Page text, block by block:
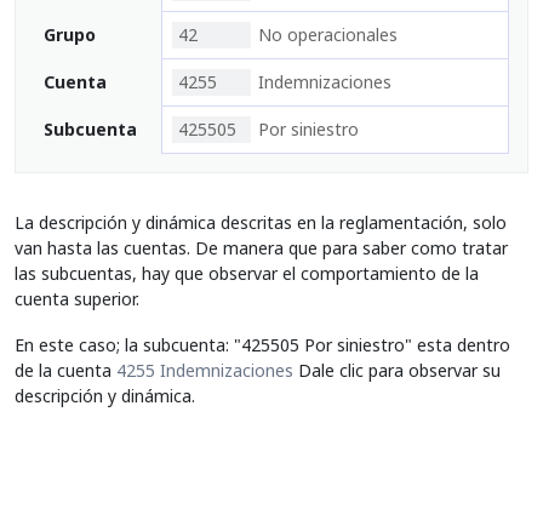
Grupo 42 No operacionales
Cuenta 4255 Indemnizaciones
Subcuenta 425505 Por siniestro
La descripción y dinámica descritas en la reglamentación, solo
van hasta las cuentas. De manera que para saber como tratar
las subcuentas, hay que observar el comportamiento de la
cuenta superior.
En este caso; la subcuenta: "425505 Por siniestro" esta dentro
de la cuenta 4255 Indemnizaciones Dale clic para observar su
descripción y dinámica.